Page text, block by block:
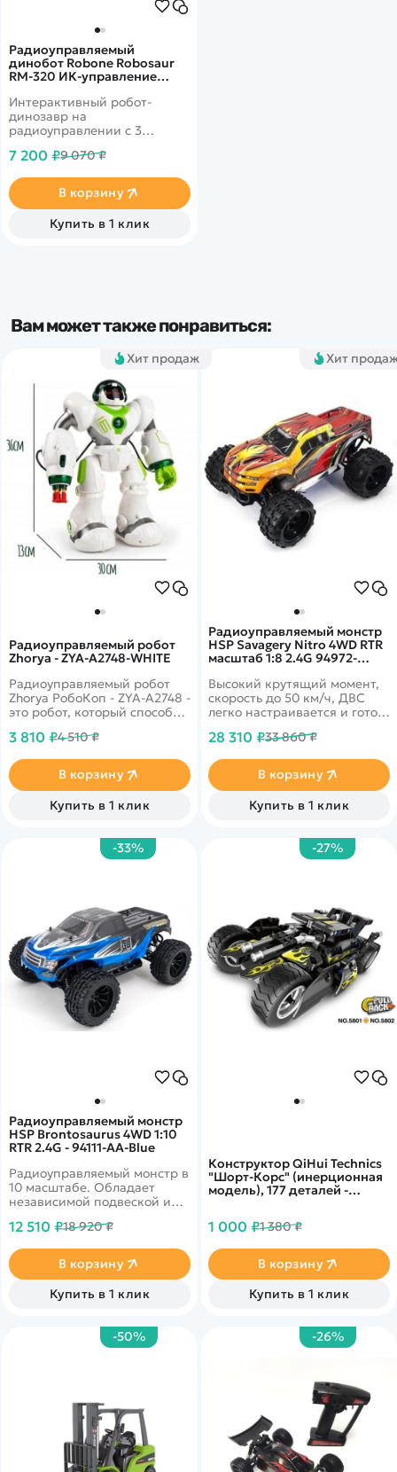
Радиоуправляемый
динобот Robone Robosaur
RM-320 ИК-управление
Интерактивный робот-
динозавр на
радиоуправлении с 3
функцией самостоятельного
7 200 ₽9 070 ₽
В корзину
Купить в 1 клик
Вам может также понравиться:
Хит
Радиоуправляемый монстр
HSP Savagery Nitro 4WD RTR
масштаб 1:8 2.4G 94972-
Высокий крутящий момент,
скорость до 50 км/ч, ДВС
легко настраивается и готов
обкатки мотора
28 310 ₽33 860 ₽
В корзину
Купить в 1 клик
Хит продаж
Радиоуправляемый робот
Zhorya - ZYA-A2748-WHITE
Радиоуправляемый робот
Zhorya РобоКоп - ZYA-A2748 -
это робот, который способен
направлениях, стрелять
глаза выражают эмоции
робота, опускается забрало.
Игрушка порадует стильным
дизайном и отличным
встроенного аккумулятора
заряжающегося через USB.
3 810 ₽4 510 ₽
В корзину
Купить в 1 клик
-33%
Радиоуправляемый монстр
HSP Brontosaurus 4WD 1:10
RTR 2.4G - 94111-AA-Blue
Радиоуправляемый монстр в
10 масштабе. Обладает
независимой подвеской и
Установлен качественный
способный развивать
скорость до 35 км в час.
Клиренс - 3 см. Время игры
15-25 минут.
12 510 ₽18 920 ₽
В корзину
Купить в 1 клик
-27%
Конструктор QiHui Technics
"Шорт-Корс" (инерционная
модель), 177 деталей -
1 000 ₽1 380 ₽
В корзину
Купить в 1 клик
-50% -26%